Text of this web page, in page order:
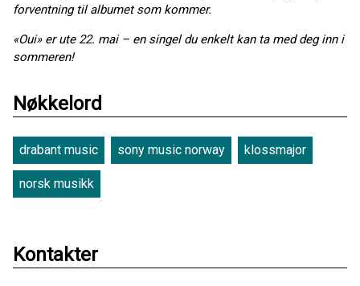
forventning til albumet som kommer.
«Oui» er ute 22. mai – en singel du enkelt kan ta med deg inn i
sommeren!
Nøkkelord
drabant music sony music norway klossmajor
norsk musikk
Kontakter